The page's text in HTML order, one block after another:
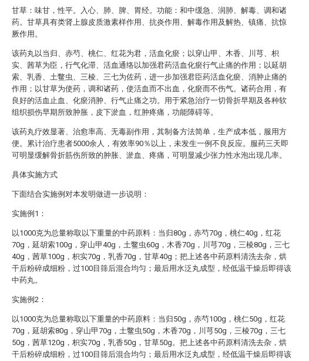
甘草：味甘，性平。入心、肺、脾、胃经。功能：和中缓急、润肺、解毒、调和诸
药。甘草具有类肾上腺皮质激素样作用、抗炎作用、解毒作用及解热、镇痛、抗惊
厥作用。
该药丸以当归、赤芍、桃仁、红花为君，活血化瘀；以穿山甲、木香、川芎、枳
实、茜草为臣，行气化滞、活血通络以加强君药活血化瘀行气止痛的作用；以延胡
索、乳香、土鳖虫、三棱、三七为佐药，进一步加强君臣药活血化瘀、消肿止痛的
作用；以甘草为使药，调和诸药，使活血而不出血，化瘀而不伤气。诸药合用，有
良好的活血止血、化瘀消肿、行气止痛之功。用于紧急治疗一切骨折早期及各种软
组织损伤早期所致肿胀，皮下淤血，红肿疼痛，功能障碍等。
该药丸疗效显著、治愈率高、无毒副作用，其制备方法简单，生产成本低，服用方
便。累计治疗患者5000余人，有效率90％以上，未发生一例不良反应。服药三天即
可明显缓解骨折筋伤所致的肿胀、淤血、疼痛，可明显减少张力性水泡出现几率。
具体实施方式
下面结合实施例对本发明做进一步说明：
实施例1：
以1000克为总量称取以下重量的中药原料：当归80g，赤芍70g，桃仁40g，红花
70g，延胡索100g，穿山甲40g，土鳖虫60g，木香70g，川芎70g，三棱80g，三七
40g，茜草100g，枳实70g，乳香70g，甘草40g；把上述各中药原料清洗去杂，烘
干后粉碎成细粉，过100目筛后混合均匀；最后用水泛丸成型，经低温干燥后即得该
中药丸。
实施例2：
以1000克为总量称取以下重量的中药原料：当归50g，赤芍100g，桃仁50g，红花
70g，延胡索80g，穿山甲70g，土鳖虫50g，木香70g，川芎50g，三棱70g，三七
50g，茜草120g，枳实70g，乳香50g，甘草50g。把上述各中药原料清洗去杂，烘
干后粉碎成细粉，过100目筛后混合均匀；最后用水泛丸成型，经低温干燥后即得该